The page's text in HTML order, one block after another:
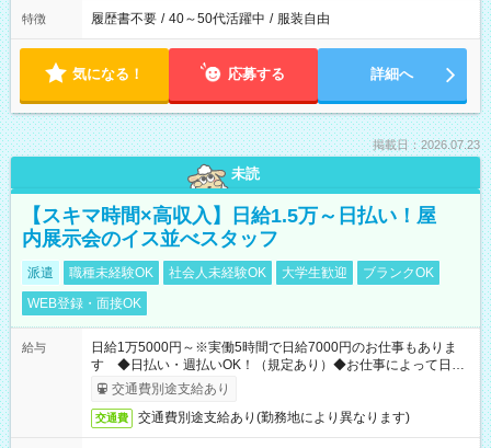
特徴 履歴書不要 / 40～50代活躍中 / 服装自由
気になる！ 応募する 詳細へ
掲載日：2026.07.23
未読
【スキマ時間×高収入】日給1.5万～日払い！屋
内展示会のイス並べスタッフ
派遣 職種未経験OK 社会人未経験OK 大学生歓迎
ブランクOK
WEB登録・面接OK
給与
日給1万5000円～※実働5時間で日給7000円のお仕事もありま
す ◆日払い・週払いOK！（規定あり）◆お仕事によって日給
も異なります
交通費別途支給あり
交通費 交通費別途支給あり(勤務地により異なります)